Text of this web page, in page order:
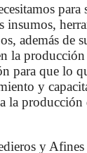
para
insumos,
además de
la
para que lo
y
la
y